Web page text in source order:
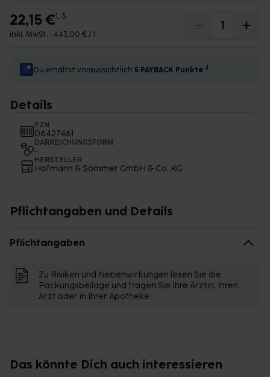
22,15 €1, 3
inkl. MwSt. • 443,00 € / l
Du erhältst voraussichtlich 5 PAYBACK Punkte 4
Details
PZN
06427461
DARREICHUNGSFORM
-
HERSTELLER
Hofmann & Sommer GmbH & Co. KG
Pflichtangaben und Details
Pflichtangaben
Zu Risiken und Nebenwirkungen lesen Sie die
Packungsbeilage und fragen Sie Ihre Ärztin, Ihren
Arzt oder in Ihrer Apotheke.
Das könnte Dich auch interessieren